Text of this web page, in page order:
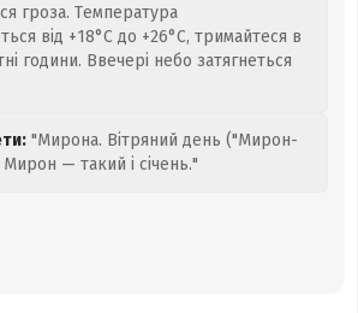
гроза. Температура
від +18°C до +26°C, тримайтеся в
години. Ввечері небо затягнеться
"Мирона. Вітряний день ("Мирон-
— такий і січень."